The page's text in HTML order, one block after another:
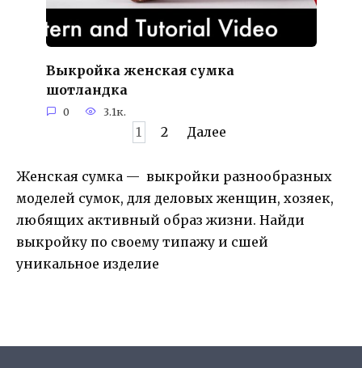
Выкройка женская сумка
шотландка
0 3.1к.
1 2 Далее
Женская сумка — выкройки разнообразных
моделей сумок, для деловых женщин, хозяек,
любящих активный образ жизни. Найди
выкройку по своему типажу и сшей
уникальное изделие